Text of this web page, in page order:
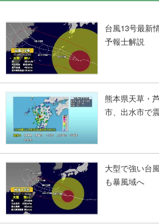
台風13号最
予報士解説
熊本県天草・
市、出水市で
大型で強い台
も暴風域へ